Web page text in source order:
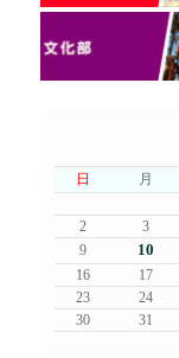
日 月
2
3
9
10
16
17
23
24
30
31